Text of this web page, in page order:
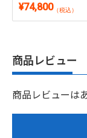
¥74,800（税込）
商品レビュー
商品レビューは